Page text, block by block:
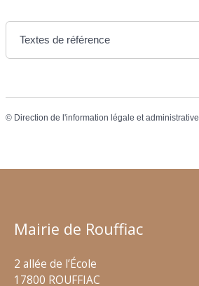
Textes de référence
© Direction de l'information légale et administrative
Mairie de Rouffiac
2 allée de l’École
17800 ROUFFIAC